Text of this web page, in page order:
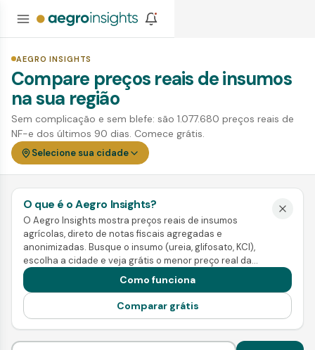
AEGRO INSIGHTS
Compare preços reais de insumos
na sua região
Sem complicação e sem blefe: são 1.077.680 preços reais de
NF-e dos últimos 90 dias. Comece grátis.
Selecione sua cidade
O que é o Aegro Insights?
O Aegro Insights mostra preços reais de insumos
agrícolas, direto de notas fiscais agregadas e
anonimizadas. Busque o insumo (ureia, glifosato, KCl),
escolha a cidade e veja grátis o menor preço real da
região. Pra ir além, a Inteligência mostra tendência,
sazonalidade e a melhor janela de compra e venda.
Como funciona
Comparar grátis